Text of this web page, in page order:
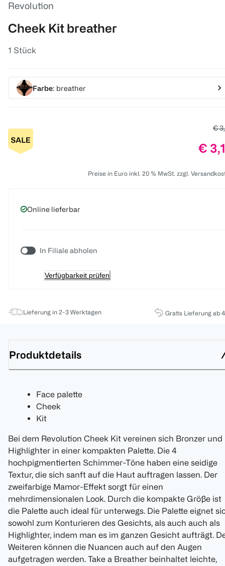
Revolution
Cheek Kit breather
1 Stück
Farbe: breather
€
€
Preise in Euro inkl. 20 % MwSt. zzgl.
Online lieferbar
In Filiale abholen
Verfügbarkeit prüfen
Lieferung in 2-3 Werktagen Gratis Lieferung ab
Produktdetails
Face palette
Cheek
Kit
Bei dem Revolution Cheek Kit vereinen sich Bronzer und
Highlighter in einer kompakten Palette. Die 4
hochpigmentierten Schimmer-Töne haben eine seidige
Textur, die sich sanft auf die Haut auftragen lassen. Der
zweifarbige Mamor-Effekt sorgt für einen
mehrdimensionalen Look. Durch die kompakte Größe ist
die Palette auch ideal für unterwegs. Die Palette eignet
sowohl zum Konturieren des Gesichts, als auch auch als
Highlighter, indem man es im ganzen Gesicht aufträgt.
Weiteren können die Nuancen auch auf den Augen
aufgetragen werden. Take a Breather beinhaltet leichte,